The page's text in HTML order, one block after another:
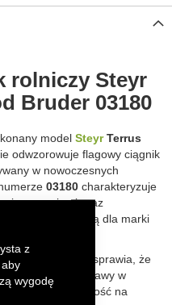
z
wygodę
rolniczy Steyr
Bruder 03180
model SteyrTerrus
odwzorowuje flagowy ciągnik
w nowoczesnych
03180 charakteryzuje
proporcjami oraz
typową dla marki
sztucznego sprawia, że
podczas zabawy w
wysoką odporność na